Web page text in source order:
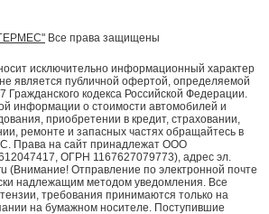
Все права защищены
исключительно информационный характер
является публичной офертой, определяемой
кодекса Российской Федерации.
информации о стоимости автомобилей и
приобретении в кредит, страховании,
ремонте и запасных частях обращайтесь в
Права на сайт принадлежат ООО
ОГРН 1167627079773), адрес эл.
(Внимание! Отправление по электронной почте
надлежащим методом уведомления. Все
требования принимаются только на
на бумажном носителе. Поступившие